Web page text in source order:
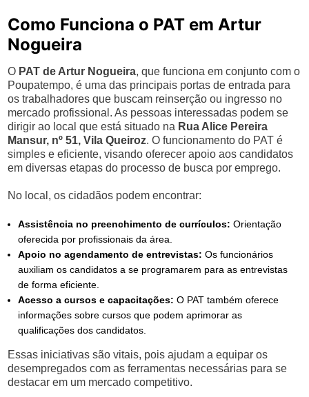
Como Funciona o PAT em Artur
Nogueira
O PAT de Artur Nogueira, que funciona em conjunto com o
Poupatempo, é uma das principais portas de entrada para
os trabalhadores que buscam reinserção ou ingresso no
mercado profissional. As pessoas interessadas podem se
dirigir ao local que está situado na Rua Alice Pereira
Mansur, nº 51, Vila Queiroz. O funcionamento do PAT é
simples e eficiente, visando oferecer apoio aos candidatos
em diversas etapas do processo de busca por emprego.
No local, os cidadãos podem encontrar:
Assistência no preenchimento de currículos: Orientação
oferecida por profissionais da área.
Apoio no agendamento de entrevistas: Os funcionários
auxiliam os candidatos a se programarem para as entrevistas
de forma eficiente.
Acesso a cursos e capacitações: O PAT também oferece
informações sobre cursos que podem aprimorar as
qualificações dos candidatos.
Essas iniciativas são vitais, pois ajudam a equipar os
desempregados com as ferramentas necessárias para se
destacar em um mercado competitivo.